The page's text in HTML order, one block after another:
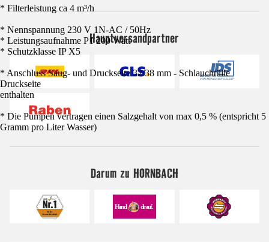
* Filterleistung ca 4 m³/h
* Nennspannung 230 V 1N-AC / 50Hz
* Leistungsaufnahme P1 200 Watt
* Schutzklasse IP X5
* Anschluss Saug- und Druckseite 32/38 mm - Schlauchtülle
Druckseite
enthalten
* Die Pumpen vertragen einen Salzgehalt von max 0,5 % (entspricht 5
Gramm pro Liter Wasser)
Hauptversandpartner
Darum zu HORNBACH